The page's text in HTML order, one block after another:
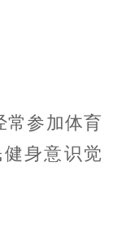
常参加体育
身意识觉